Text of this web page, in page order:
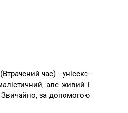
(Втрачений час) - унісекс-
але живий і
Звичайно, за допомогою